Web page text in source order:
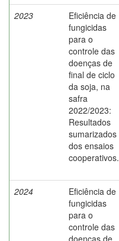
2023
Eficiência de
fungicidas
para o
controle das
doenças de
final de ciclo
da soja, na
safra
2022/2023:
Resultados
sumarizados
dos ensaios
cooperativos.
2024
Eficiência de
fungicidas
para o
controle das
doenças de